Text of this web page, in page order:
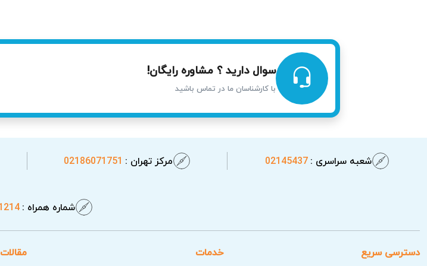
مشکلاتی مانند نشتی گاز، سیم‌کشی معیوب و داغ شدن غیرعادی قطعات در موتور
سوال دارید ؟ مشاوره رایگان!
با کارشناسان ما در تماس باشید
شعبه سراسری :02145437 مرکز تهران : 02186071751
شماره همراه :
دسترسی سریع خدمات مقالات